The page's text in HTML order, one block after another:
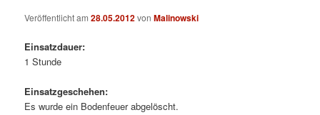
Veröffentlicht am28.05.2012vonMalinowski
Einsatzdauer:
1 Stunde
Einsatzgeschehen:
Es wurde ein Bodenfeuer abgelöscht.